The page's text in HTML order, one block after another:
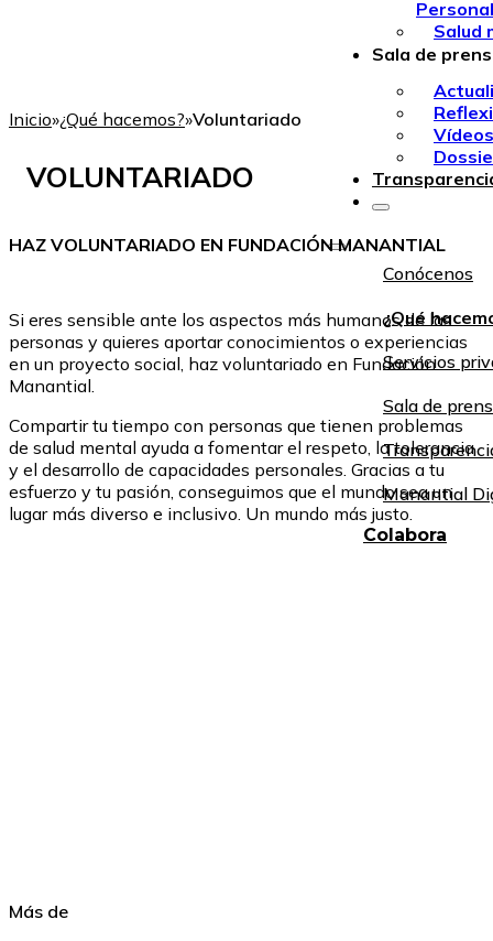
Personal
Salud
Sala de
Vídeos
Conócenos
¿Qué
Servicios
Sala de
Manantial
Colabora
Inicio»¿Qué hacemos?»Voluntariado
VOLUNTARIADO
HAZ VOLUNTARIADO EN FUNDACIÓN MANANTIAL
Si eres sensible ante los aspectos más humanos de las
personas y quieres aportar conocimientos o experiencias
en un proyecto social, haz voluntariado en Fundación
Manantial.
Compartir tu tiempo con personas que tienen problemas
de salud mental ayuda a fomentar el respeto, la tolerancia
y el desarrollo de capacidades personales. Gracias a tu
esfuerzo y tu pasión, conseguimos que el mundo sea un
lugar más diverso e inclusivo. Un mundo más justo.
Más de